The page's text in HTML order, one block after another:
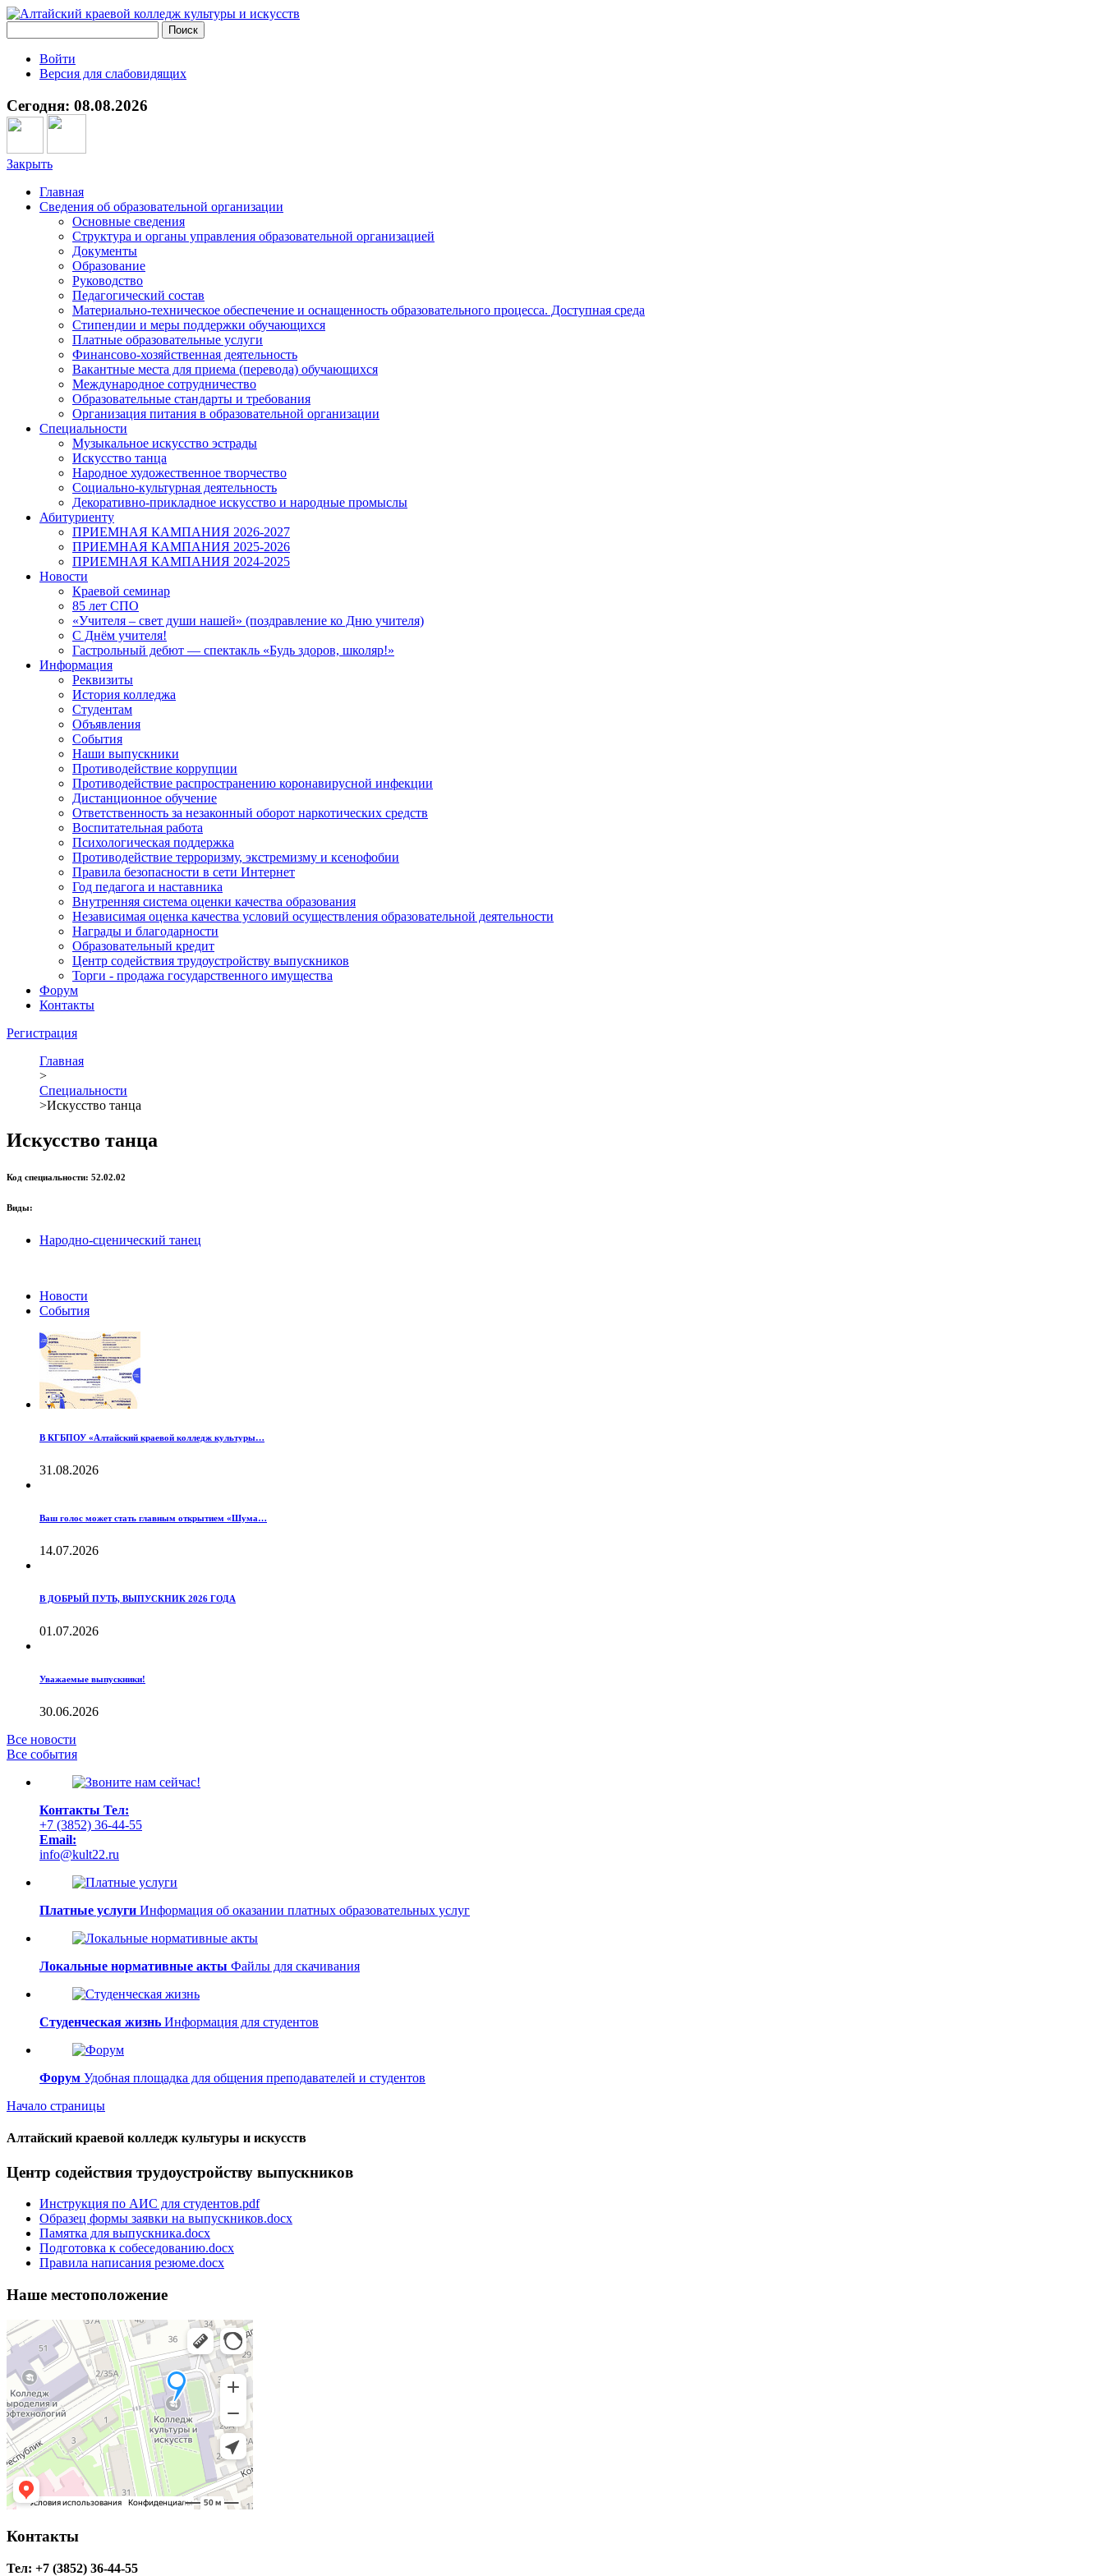
Войти
Версия для слабовидящих
Сегодня: 08.08.2026
Закрыть
Главная
Сведения об образовательной организации
Основные сведения
Структура и органы управления образовательной организацией
Документы
Образование
Руководство
Педагогический состав
Материально-техническое обеспечение и оснащенность образовательного процесса. Доступная среда
Стипендии и меры поддержки обучающихся
Платные образовательные услуги
Финансово-хозяйственная деятельность
Вакантные места для приема (перевода) обучающихся
Международное сотрудничество
Образовательные стандарты и требования
Организация питания в образовательной организации
Специальности
Музыкальное искусство эстрады
Искусство танца
Народное художественное творчество
Социально-культурная деятельность
Декоративно-прикладное искусство и народные промыслы
Абитуриенту
ПРИЕМНАЯ КАМПАНИЯ 2026-2027
ПРИЕМНАЯ КАМПАНИЯ 2025-2026
ПРИЕМНАЯ КАМПАНИЯ 2024-2025
Новости
Краевой семинар
85 лет СПО
«Учителя – свет души нашей» (поздравление ко Дню учителя)
С Днём учителя!
Гастрольный дебют — спектакль «Будь здоров, школяр!»
Информация
Реквизиты
История колледжа
Студентам
Объявления
События
Наши выпускники
Противодействие коррупции
Противодействие распространению коронавирусной инфекции
Дистанционное обучение
Ответственность за незаконный оборот наркотических средств
Воспитательная работа
Психологическая поддержка
Противодействие терроризму, экстремизму и ксенофобии
Правила безопасности в сети Интернет
Год педагога и наставника
Внутренняя система оценки качества образования
Независимая оценка качества условий осуществления образовательной деятельности
Награды и благодарности
Образовательный кредит
Центр содействия трудоустройству выпускников
Торги - продажа государственного имущества
Форум
Контакты
Регистрация
Главная
>
Специальности
>Искусство танца
Искусство танца
Код специальности: 52.02.02
Виды:
Народно-сценический танец
Новости
События
В КГБПОУ «Алтайский краевой колледж культуры…
31.08.2026
Ваш голос может стать главным открытием «Шума…
14.07.2026
В ДОБРЫЙ ПУТЬ, ВЫПУСКНИК 2026 ГОДА
01.07.2026
Уважаемые выпускники!
30.06.2026
Все новости
Все события
Контакты Тел:
+7 (3852) 36-44-55
Email:
info@kult22.ru
Платные услуги Информация об оказании платных образовательных услуг
Локальные нормативные акты Файлы для скачивания
Студенческая жизнь Информация для студентов
Форум Удобная площадка для общения преподавателей и студентов
Начало страницы
Алтайский краевой колледж культуры и искусств
Центр содействия трудоустройству выпускников
Инструкция по АИС для студентов.pdf
Образец формы заявки на выпускников.docx
Памятка для выпускника.docx
Подготовка к собеседованию.docx
Правила написания резюме.docx
Наше местоположение
Контакты
Тел: +7 (3852) 36-44-55